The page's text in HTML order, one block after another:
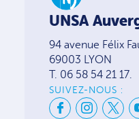
UNSA
94 avenue Félix
69003 LYON
T. 06 58 54 21 17.
SUIVEZ-NOUS :